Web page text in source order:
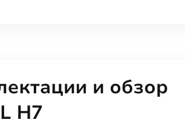
и обзор
H7